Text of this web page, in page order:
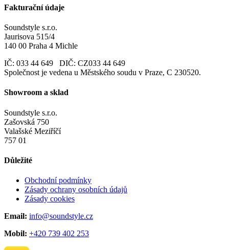
Fakturační údaje
Soundstyle s.r.o.
Jaurisova 515/4
140 00 Praha 4 Michle
IČ: 033 44 649 DIČ: CZ033 44 649
Společnost je vedena u Městského soudu v Praze, C 230520.
Showroom a sklad
Soundstyle s.r.o.
Zašovská 750
Valašské Meziříčí
757 01
Důležité
Obchodní podmínky
Zásady ochrany osobních údajů
Zásady cookies
Email: info@soundstyle.cz
Mobil: +420 739 402 253